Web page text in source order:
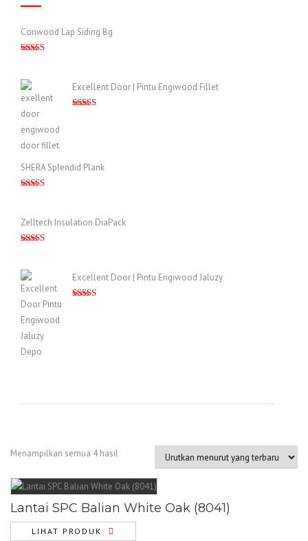
Conwood Lap Siding Bg
Excellent Door | Pintu Engiwood Fillet
SHERA Splendid Plank
Zelltech Insulation DiaPack
Excellent Door | Pintu Engiwood Jaluzy
Menampilkan semua 4 hasil
Lantai SPC Balian White Oak (8041)
LIHAT PRODUK